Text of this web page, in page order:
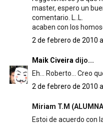
master, espero un
comentario. L..L.
acaben con los
2 de febrero de 2010 a
Maik Civeira dijo...
Eh... Roberto... Creo
2 de febrero de 2010 a
Miriam T.M
Estoi de acuerdo con